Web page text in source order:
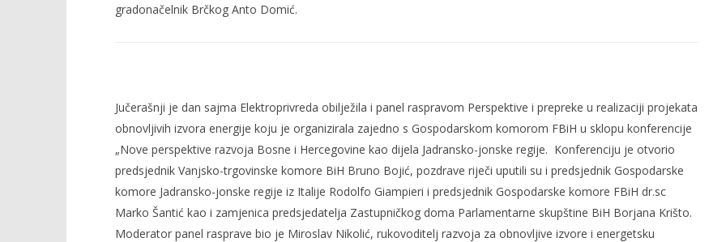
gradonačelnik Brčkog Anto Domić.
Jučerašnji je dan sajma Elektroprivreda obilježila i panel raspravom Perspektive i prepreke u realizaciji projekata
obnovljivih izvora energije koju je organizirala zajedno s Gospodarskom komorom FBiH u sklopu konferencije
„Nove perspektive razvoja Bosne i Hercegovine kao dijela Jadransko-jonske regije. Konferenciju je otvorio
predsjednik Vanjsko-trgovinske komore BiH Bruno Bojić, pozdrave riječi uputili su i predsjednik Gospodarske
komore Jadransko-jonske regije iz Italije Rodolfo Giampieri i predsjednik Gospodarske komore FBiH dr.sc
Marko Šantić kao i zamjenica predsjedatelja Zastupničkog doma Parlamentarne skupštine BiH Borjana Krišto.
Moderator panel rasprave bio je Miroslav Nikolić, rukovoditelj razvoja za obnovljive izvore i energetsku